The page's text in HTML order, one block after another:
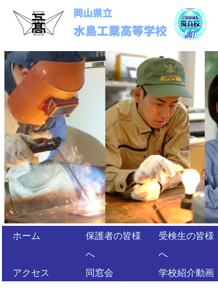
ホーム
保護者の皆様
へ
受検生の皆様
へ
アクセス
同窓会 学校紹介動画